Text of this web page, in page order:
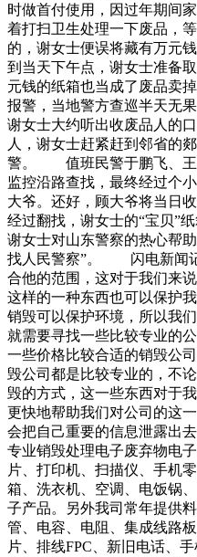
时做首付使用，因过年期间
着打扫卫生处理一下废品，
的，谢女士便误将藏有万
到当天下午点，谢女士准备
元钱的纸箱也当成了废品卖
报警，当地警方查巡半天无
谢女士大约听出收废品人的
人，谢女士赶紧赶到邻省的
警。 值班民警于鹏飞、王
监控沿路查找，最终经过个
大爷。还好，顾大爷将当日
经过翻找，谢女士的“宝贝
谢女士对山东警察的热心帮
找人民警察”。 闪电新闻
合他的范围，这对于我们来
这样的一种东西也可以保护
销毁可以保护环境，所以我
就需要寻找一些比较专业的
一些价格比较合适的销毁公
毁公司都是比较专业的，不
毁的方式，这一些东西对于
更快地帮助我们对公司的这
会把自己重要的信息泄露出
专业销毁处理电子废弃物电
片、打印机、扫描仪、手机
箱、洗衣机、空调、电饭锅
子产品。另外我司常年提供
管、电容、电阻、集成线路
片、排线FPC、新旧电话、